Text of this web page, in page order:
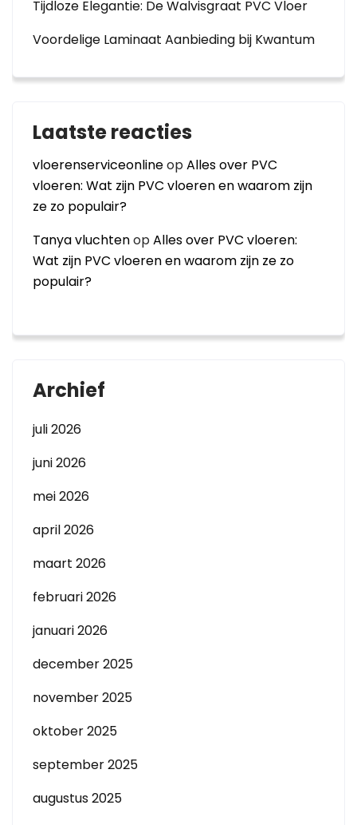
Tijdloze Elegantie: De Walvisgraat PVC Vloer
Voordelige Laminaat Aanbieding bij Kwantum
Laatste reacties
vloerenserviceonlineopAlles over PVC
vloeren: Wat zijn PVC vloeren en waarom zijn
ze zo populair?
Tanya vluchtenopAlles over PVC vloeren:
Wat zijn PVC vloeren en waarom zijn ze zo
populair?
Archief
juli 2026
juni 2026
mei 2026
april 2026
maart 2026
februari 2026
januari 2026
december 2025
november 2025
oktober 2025
september 2025
augustus 2025